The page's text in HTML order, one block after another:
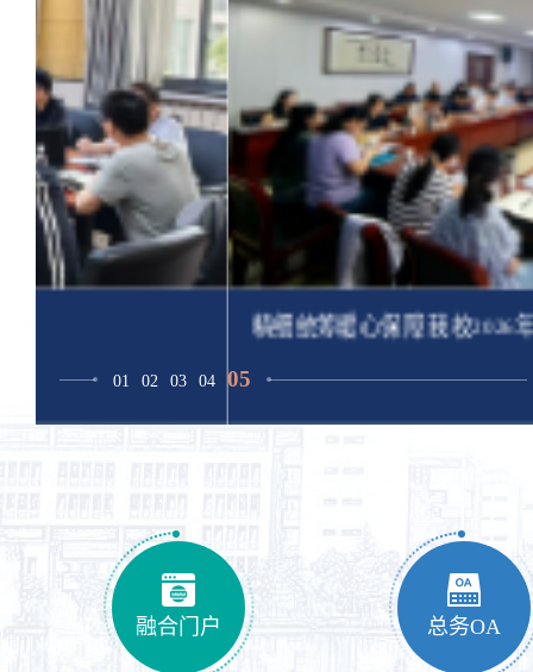
精细统筹暖心保障 我校2026年硕士研究生...
01 02 03 04 05
融合门户 总务OA